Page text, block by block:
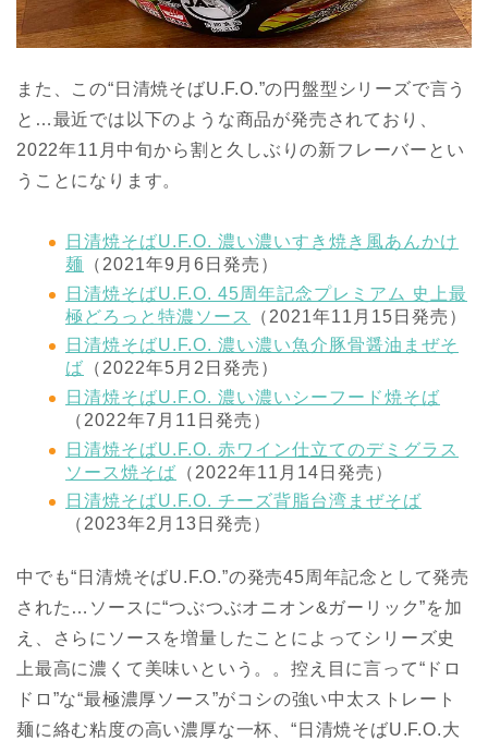
また、この“日清焼そばU.F.O.”の円盤型シリーズで言う
と…最近では以下のような商品が発売されており、
2022年11月中旬から割と久しぶりの新フレーバーとい
うことになります。
日清焼そばU.F.O. 濃い濃いすき焼き風あんかけ
麺
（2021年9月6日発売）
日清焼そばU.F.O. 45周年記念プレミアム 史上最
極どろっと特濃ソース
（2021年11月15日発売）
日清焼そばU.F.O. 濃い濃い魚介豚骨醤油まぜそ
ば （2022年5月2日発売）
日清焼そばU.F.O. 濃い濃いシーフード焼そば
（2022年7月11日発売）
日清焼そばU.F.O. 赤ワイン仕立てのデミグラス
ソース焼そば （2022年11月14日発売）
日清焼そばU.F.O. チーズ背脂台湾まぜそば
（2023年2月13日発売）
中でも“日清焼そばU.F.O.”の発売45周年記念として発売
された…ソースに“つぶつぶオニオン&ガーリック”を加
え、さらにソースを増量したことによってシリーズ史
上最高に濃くて美味いという。。控え目に言って“ドロ
ドロ”な“最極濃厚ソース”がコシの強い中太ストレート
麺に絡む粘度の高い濃厚な一杯、“日清焼そばU.F.O.大